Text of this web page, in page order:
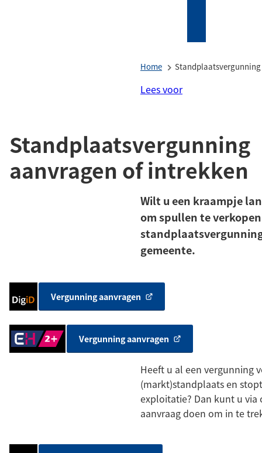
externe
Home
Lees voor
Standplaatsvergunning
aanvragen of intrekken
Wilt u een kraampje
om spullen te
gemeente.
met
Vergunning aanvragen
(Verwijst
een
externe
website)
Inloggen
met
Vergunning aanvragen
(Verwijst
Heeft u al een vergunning
(markt)standplaats en
exploitatie? Dan kunt u
aanvraag doen om in te